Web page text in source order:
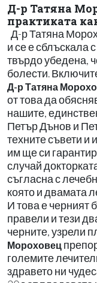
Д-р Татяна
практиката
Д-р Татяна
и се е сблъскала с
твърдо убедена,
болести.
Д-р Татяна
от това да
нашите,
Петър Дънов и
техните съвети и
им ще си
случай
съгласна с
която и двамата
И това е черният
правели и тези
черните, узрели
Мороховец
големите
здравето ни